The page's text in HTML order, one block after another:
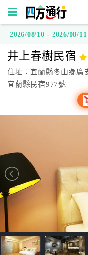
方
通
行
灣
房
跟
飯
2026/08/10 - 2026/08/11
井上春樹民宿
住址：宜蘭縣冬山鄉廣
宜蘭縣民宿977號｜